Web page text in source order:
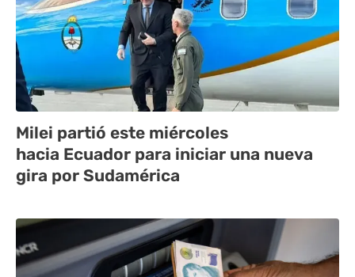
Milei partió este miércoles
hacia Ecuador para iniciar una nueva
gira por Sudamérica